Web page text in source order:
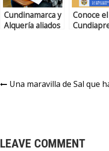
Cundinamarca y
Alquería aliados
Conoce
Una maravilla de Sal que
LEAVE COMMENT